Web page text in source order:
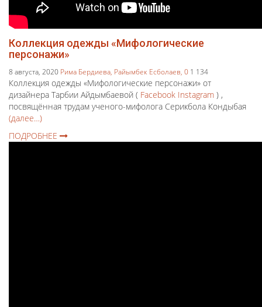
Коллекция одежды «Мифологические
персонажи»
8 августа, 2020 Рима Бердиева, Райымбек Есболаев, 0 1 134
Коллекция одежды «Мифологические персонажи» от
дизайнера Тарбии Айдымбаевой ( Facebook Instagram ) ,
посвящённая трудам ученого-мифолога Серикбола Кондыбая
(далее…)
ПОДРОБНЕЕ